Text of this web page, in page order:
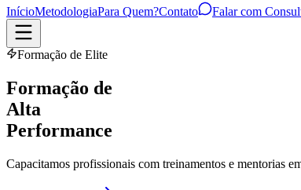
InícioMetodologiaPara Quem?Contato Falar com
Formação de Elite
Formação de
Alta
Performance
Capacitamos profissionais com treinamentos e mentorias